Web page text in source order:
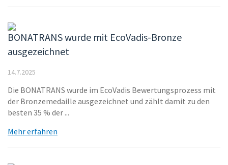
BONATRANS wurde mit EcoVadis-Bronze
ausgezeichnet
14.7.2025
Die BONATRANS wurde im EcoVadis Bewertungsprozess mit
der Bronzemedaille ausgezeichnet und zählt damit zu den
besten 35 % der ...
Mehr erfahren